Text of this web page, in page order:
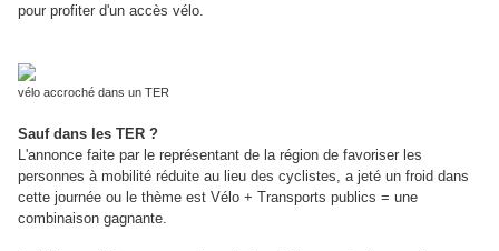
pour profiter d'un accès vélo.
vélo accroché dans un TER
Sauf dans les TER ?
L'annonce faite par le représentant de la région de favoriser les
personnes à mobilité réduite au lieu des cyclistes, a jeté un froid dans
cette journée ou le thème est Vélo + Transports publics = une
combinaison gagnante.